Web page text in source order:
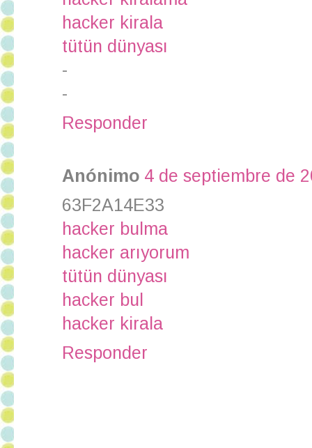
hacker kirala
tütün dünyası
-
-
Responder
Anónimo 4 de septiembre de
63F2A14E33
hacker bulma
hacker arıyorum
tütün dünyası
hacker bul
hacker kirala
Responder